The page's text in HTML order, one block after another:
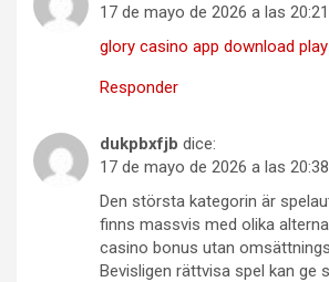
17 de mayo de 2026 a las 20:21
glory casino app download
Responder
dukpbxfjb dice:
17 de mayo de 2026 a las 20:38
Den största kategorin är
finns massvis med olika
casino bonus utan
Bevisligen rättvisa spel kan ge